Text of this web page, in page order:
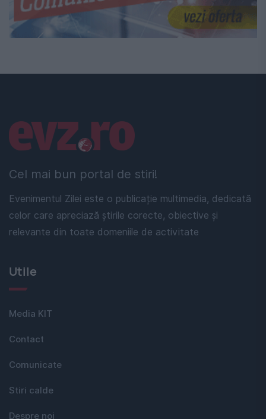
Cel mai bun portal de stiri!
Evenimentul Zilei este o publicație multimedia, dedicată
celor care apreciază știrile corecte, obiective și
relevante din toate domeniile de activitate
Linkuri utile
Utile
Media KIT
Contact
Comunicate
Stiri calde
Despre noi